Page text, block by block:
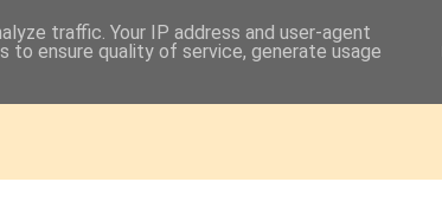
traffic. Your IP address and user-agent
to ensure quality of service, generate usage